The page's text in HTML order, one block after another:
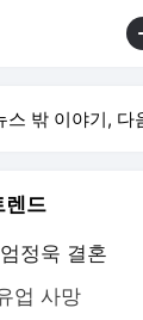
스 밖 이야기, 다음
렌드
정욱 결혼
업 사망